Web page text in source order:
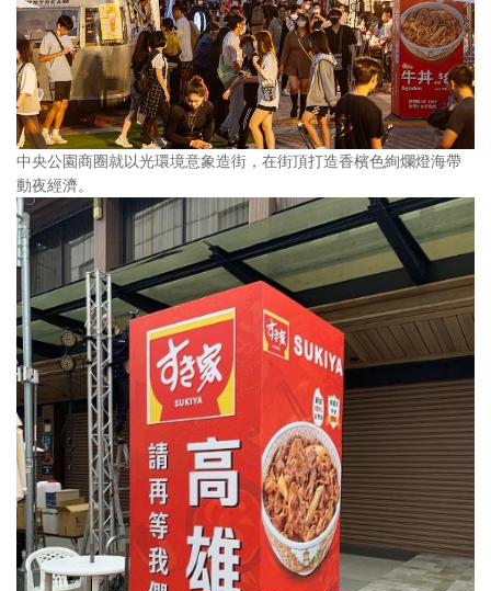
中央公園商圈就以光環境意象造街，在街頂打造香檳色絢爛燈海帶
動夜經濟。